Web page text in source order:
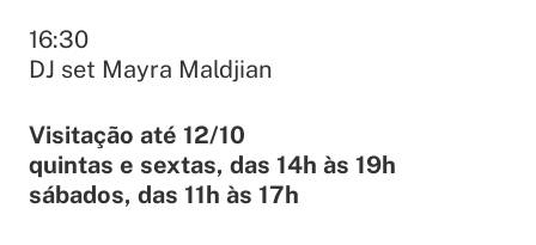
16:30
DJ set Mayra Maldjian
Visitação até 12/10
quintas e sextas, das 14h às 19h
sábados, das 11h às 17h